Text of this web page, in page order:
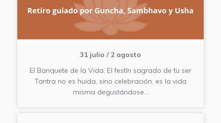
31 julio / 2 agosto
El Banquete de la Vida. El festín sagrado de tu ser
Tantra no es huida, sino celebración, es la vida
misma degustándose…